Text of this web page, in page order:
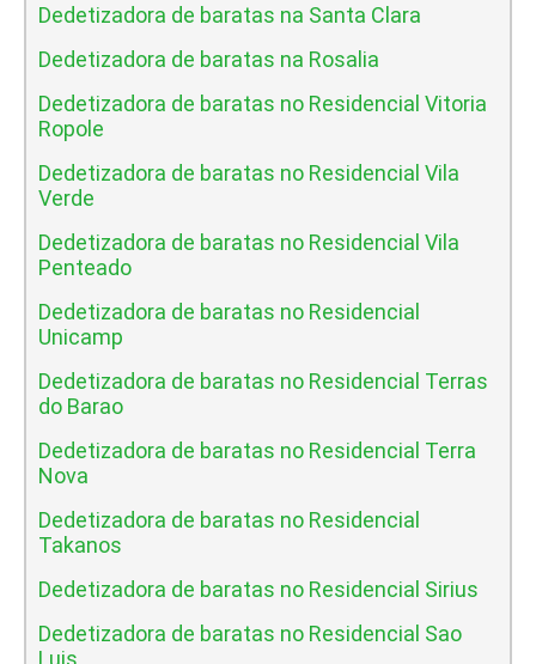
Dedetizadora de baratas na Santa Clara
Dedetizadora de baratas na Rosalia
Dedetizadora de baratas no Residencial Vitoria
Ropole
Dedetizadora de baratas no Residencial Vila
Verde
Dedetizadora de baratas no Residencial Vila
Penteado
Dedetizadora de baratas no Residencial
Unicamp
Dedetizadora de baratas no Residencial Terras
do Barao
Dedetizadora de baratas no Residencial Terra
Nova
Dedetizadora de baratas no Residencial
Takanos
Dedetizadora de baratas no Residencial Sirius
Dedetizadora de baratas no Residencial Sao